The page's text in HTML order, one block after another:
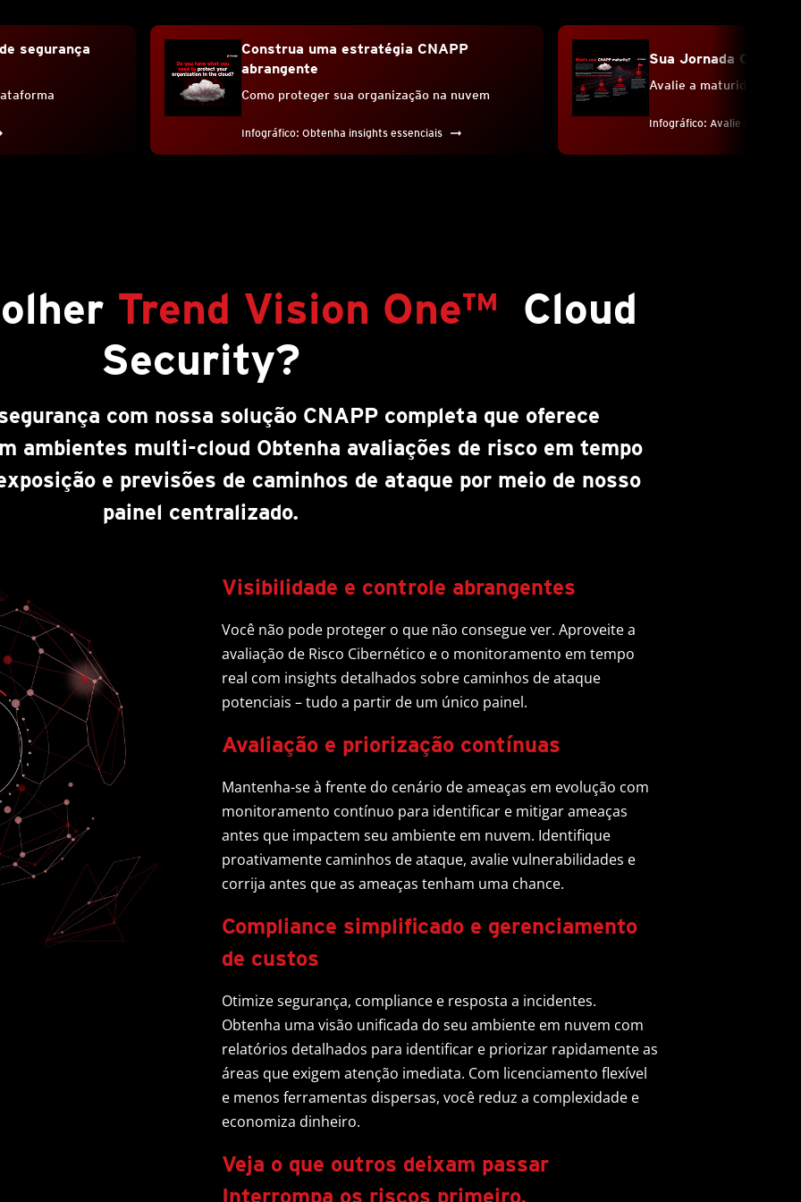
segurança
Construa uma estratégia CNAPP
abrangente
Como proteger sua organização na nuvem
Infográfico: Obtenha insights essenciais
Sua Jornada CNAPP
Avalie a maturidade do
Infográfico: Avalie sua
Trend Vision One™ Cloud
Security?
com nossa solução CNAPP completa que oferece
ambientes multi-cloud Obtenha avaliações de risco em tempo
e previsões de caminhos de ataque por meio de nosso
painel centralizado.
Visibilidade e controle abrangentes
Você não pode proteger o que não consegue ver. Aproveite a
avaliação de Risco Cibernético e o monitoramento em tempo
real com insights detalhados sobre caminhos de ataque
potenciais – tudo a partir de um único painel.
Avaliação e priorização contínuas
Mantenha-se à frente do cenário de ameaças em evolução com
monitoramento contínuo para identificar e mitigar ameaças
antes que impactem seu ambiente em nuvem. Identifique
proativamente caminhos de ataque, avalie vulnerabilidades e
corrija antes que as ameaças tenham uma chance.
Compliance simplificado e gerenciamento
de custos
Otimize segurança, compliance e resposta a incidentes.
Obtenha uma visão unificada do seu ambiente em nuvem com
relatórios detalhados para identificar e priorizar rapidamente as
áreas que exigem atenção imediata. Com licenciamento flexível
e menos ferramentas dispersas, você reduz a complexidade e
economiza dinheiro.
Veja o que outros deixam passar
Interrompa os riscos primeiro.